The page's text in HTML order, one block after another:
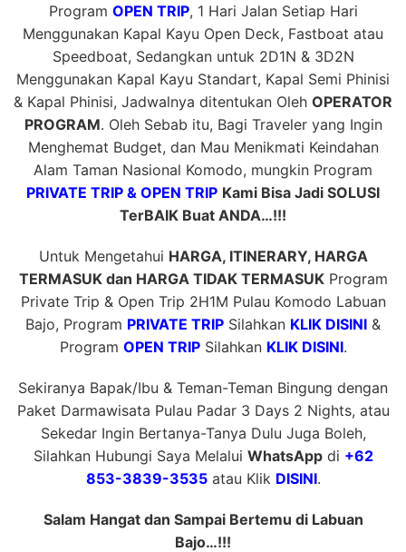
Program OPEN TRIP, 1 Hari Jalan Setiap Hari
Menggunakan Kapal Kayu Open Deck, Fastboat atau
Speedboat, Sedangkan untuk 2D1N & 3D2N
Menggunakan Kapal Kayu Standart, Kapal Semi Phinisi
& Kapal Phinisi, Jadwalnya ditentukan Oleh OPERATOR
PROGRAM. Oleh Sebab itu, Bagi Traveler yang Ingin
Menghemat Budget, dan Mau Menikmati Keindahan
Alam Taman Nasional Komodo, mungkin Program
PRIVATE TRIP & OPEN TRIP Kami Bisa Jadi SOLUSI
TerBAIK Buat ANDA…!!!
Untuk Mengetahui HARGA, ITINERARY, HARGA
TERMASUK dan HARGA TIDAK TERMASUKProgram
Private Trip & Open Trip 2H1M Pulau Komodo Labuan
Bajo, Program PRIVATE TRIP Silahkan KLIK DISINI &
Program OPEN TRIPSilahkan KLIK DISINI.
Sekiranya Bapak/Ibu & Teman-Teman Bingung dengan
Paket Darmawisata Pulau Padar 3 Days 2 Nights, atau
Sekedar Ingin Bertanya-Tanya Dulu Juga Boleh,
Silahkan Hubungi Saya Melalui WhatsAppdi +62
853-3839-3535atau Klik DISINI.
Salam Hangat dan Sampai Bertemu di Labuan
Bajo…!!!